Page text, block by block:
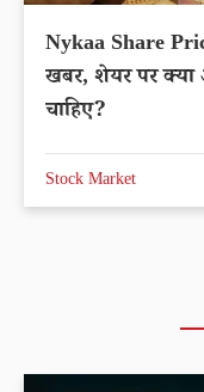
Nykaa Share
खबर, शेयर पर क्या
चाहिए?
Stock Market